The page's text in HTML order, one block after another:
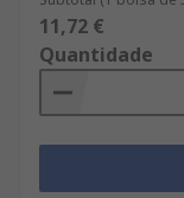
11,72 €
Quantidade